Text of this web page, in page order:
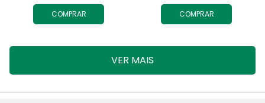
COMPRAR COMPRAR
VER MAIS